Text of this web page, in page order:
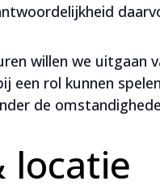
willen we uitgaan
een rol kunnen
de
locatie